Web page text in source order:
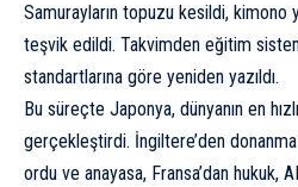
Samurayların topuzu kesildi, kimono
teşvik edildi. Takvimden eğitim
standartlarına göre yeniden yazıldı.
Bu süreçte Japonya, dünyanın en
gerçekleştirdi. İngiltere’den
ordu ve anayasa, Fransa’dan hukuk,